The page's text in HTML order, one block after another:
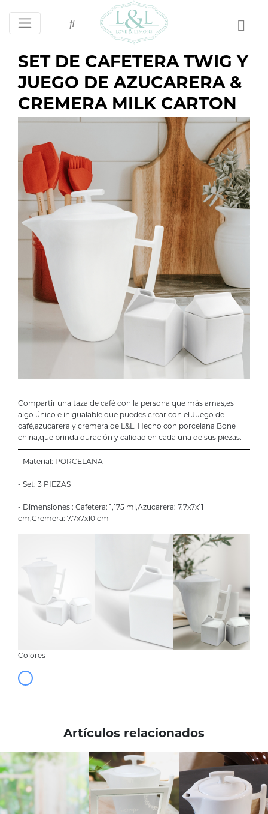
Artículos relacionados
SET DE CAFETERA TWIG Y
JUEGO DE AZUCARERA &
CREMERA MILK CARTON
Compartir una taza de café con la persona que más amas,es
algo único e inigualable que puedes crear con el Juego de
café,azucarera y cremera de L&L. Hecho con porcelana Bone
china,que brinda duración y calidad en cada una de sus piezas.
- Material: PORCELANA
- Set: 3 PIEZAS
- Dimensiones : Cafetera: 1,175 ml,Azucarera: 7.7x7x11
cm,Cremera: 7.7x7x10 cm
Colores